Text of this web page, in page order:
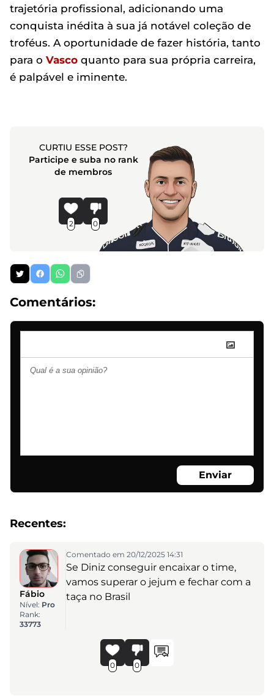
trajetória profissional, adicionando uma
conquista inédita à sua já notável coleção de
troféus. A oportunidade de fazer história, tanto
para o Vasco quanto para sua própria carreira,
é palpável e iminente.
CURTIU ESSE POST?
Participe e suba no rank
de membros
2 0
Comentários:
Enviar
Recentes:
Fábio
Nível: Pro
Rank:
33773
Comentado em 20/12/2025 14:31
Se Diniz conseguir encaixar o time,
vamos superar o jejum e fechar com a
taça no Brasil
0 0